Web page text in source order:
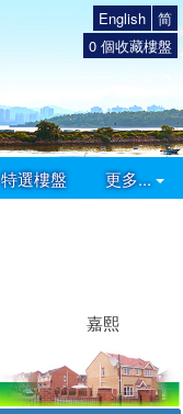
简
English
0 個收藏樓盤
特選樓盤 更多...
嘉熙